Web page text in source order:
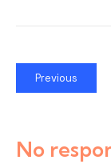
Previous
No